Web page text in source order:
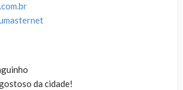
da cidade!